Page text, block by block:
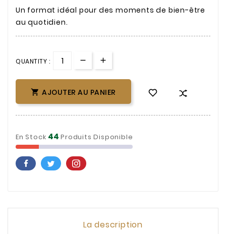
Un format idéal pour des moments de bien-être
au quotidien.
QUANTITY :
 AJOUTER AU PANIER
En Stock 44Produits Disponible
La description